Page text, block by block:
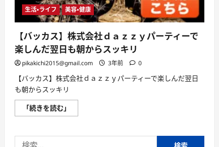
生活・ライフ 美容・健康
【バッカス】株式会社ｄａｚｚｙパーティーで
楽しんだ翌日も朝からスッキリ
pikakichi2015@gmail.com 3年前 0
【バッカス】株式会社ｄａｚｚｙパーティーで楽しんだ翌日
も朝からスッキリ
「続きを読む」
ッ
株